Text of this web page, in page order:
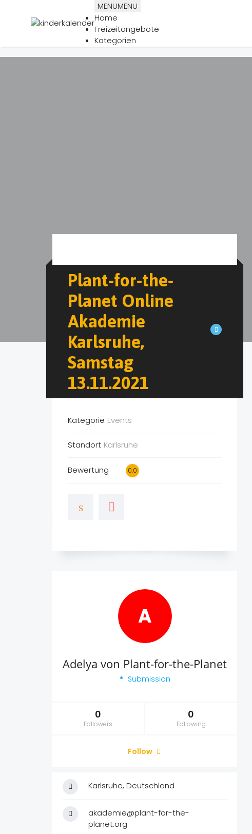
MENUMENU
Home
Freizeitangebote
Kategorien
Freizeit Kategorien
Natur & Outdoor
Musik & Tanz
Museum
Sport
Zoo & Tierpark
Kinderguides
Freizeitführer
Aachen
Berlin
Bremen
Dresden
Essen
Frankfurt
Hamburg
Hannover
München
Stuttgart
Plant-for-the-
Planet Online
Akademie
Karlsruhe,
Samstag
13.11.2021
Kategorie Events
Standort Karlsruhe
Bewertung 0.0
A
Adelya von Plant-for-the-Planet
Submission
0
Followers
0
Following
Follow
Karlsruhe, Deutschland
akademie@plant-for-the-
planet.org